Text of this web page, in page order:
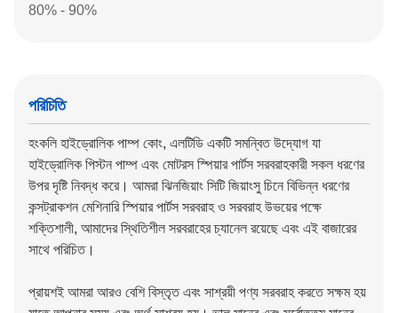
80% - 90%
পরিচিতি
হংকলি হাইড্রোলিক পাম্প কোং, এলটিডি একটি সমন্বিত উদ্যোগ যা
হাইড্রোলিক পিস্টন পাম্প এবং মোটরস স্পিয়ার পার্টস সরবরাহকারী সকল ধরণের
উপর দৃষ্টি নিবদ্ধ করে। আমরা ঝিনজিয়াং সিটি জিয়াংসু চিনে বিভিন্ন ধরণের
কন্সট্রাকশন মেশিনারি স্পিয়ার পার্টস সরবরাহ ও সরবরাহ উভয়ের পক্ষে
শক্তিশালী, আমাদের স্থিতিশীল সরবরাহের চ্যানেল রয়েছে এবং এই বাজারের
সাথে পরিচিত।
প্রায়শই আমরা আরও বেশি বিস্তৃত এবং সাশ্রয়ী পণ্য সরবরাহ করতে সক্ষম হয়